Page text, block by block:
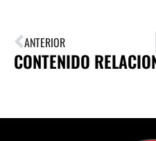
ANTERIOR
CONTENIDO